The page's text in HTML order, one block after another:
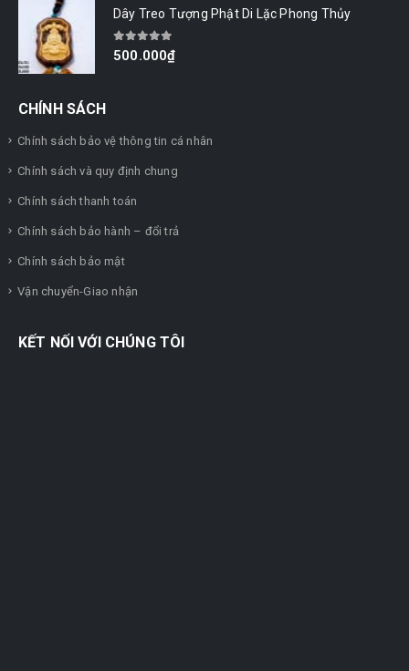
Dây Treo Tượng Phật Di Lặc Phong Thủy
0out of 5
500.000₫
CHÍNH SÁCH
Chính sách bảo vệ thông tin cá nhân
Chính sách và quy định chung
Chính sách thanh toán
Chính sách bảo hành – đổi trả
Chính sách bảo mật
Vận chuyển-Giao nhận
KẾT NỐI VỚI CHÚNG TÔI